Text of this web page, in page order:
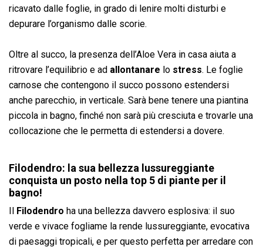
ricavato dalle foglie, in grado di lenire molti disturbi e
depurare l’organismo dalle scorie.
Oltre al succo, la presenza dell’Aloe Vera in casa aiuta a
ritrovare l’equilibrio e ad allontanare lo stress. Le foglie
carnose che contengono il succo possono estendersi
anche parecchio, in verticale. Sarà bene tenere una piantina
piccola in bagno, finché non sarà più cresciuta e trovarle una
collocazione che le permetta di estendersi a dovere.
Filodendro: la sua bellezza lussureggiante
conquista un posto nella top 5 di piante per il
bagno!
Il Filodendro ha una bellezza davvero esplosiva: il suo
verde e vivace fogliame la rende lussureggiante, evocativa
di paesaggi tropicali, e per questo perfetta per arredare con